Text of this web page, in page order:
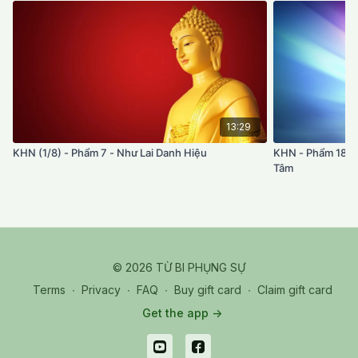
13:29
KHN (1/8) - Phẩm 7 - Như Lai Danh Hiệu
KHN - Phẩm 18
Tâm
© 2026 TỪ BI PHỤNG SỰ
Terms ∙ Privacy ∙ FAQ ∙ Buy gift card ∙ Claim gift card
Get the app ->